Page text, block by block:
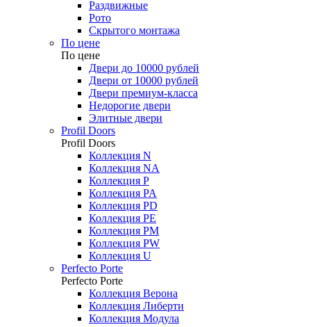
Раздвижные
Рото
Скрытого монтажа
По цене
По цене
Двери до 10000 рублей
Двери от 10000 рублей
Двери премиум-класса
Недорогие двери
Элитные двери
Profil Doors
Profil Doors
Коллекция N
Коллекция NA
Коллекция P
Коллекция PA
Коллекция PD
Коллекция PE
Коллекция PM
Коллекция PW
Коллекция U
Perfecto Porte
Perfecto Porte
Коллекция Верона
Коллекция Либерти
Коллекция Модула